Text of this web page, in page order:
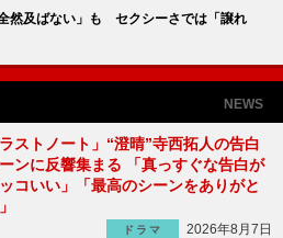
然及ばない」も セクシーさでは「譲れ
NEWS
ラストノート」“澄晴”寺西拓人の告白
ンに反響集まる 「真っすぐな告白が
コいい」「最高のシーンをありがと
ドラマ
2026年8月7日